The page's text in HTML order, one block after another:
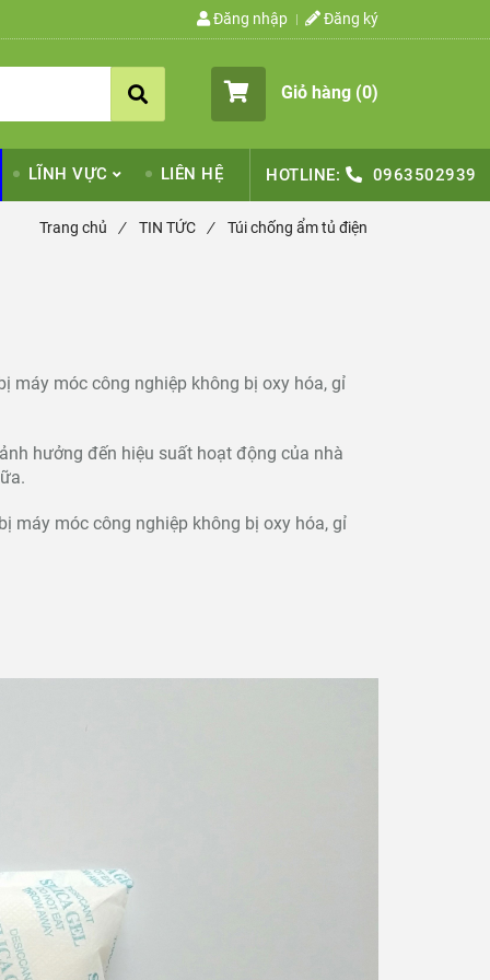
Đăng nhập Đăng ký
Giỏ hàng (0)
LĨNH VỰC LIÊN HỆ HOTLINE: 0963502939
Trang chủ / TIN TỨC / Túi chống ẩm tủ điện
máy móc công nghiệp không bị oxy hóa, gỉ
hưởng đến hiệu suất hoạt động của nhà
máy móc công nghiệp không bị oxy hóa, gỉ